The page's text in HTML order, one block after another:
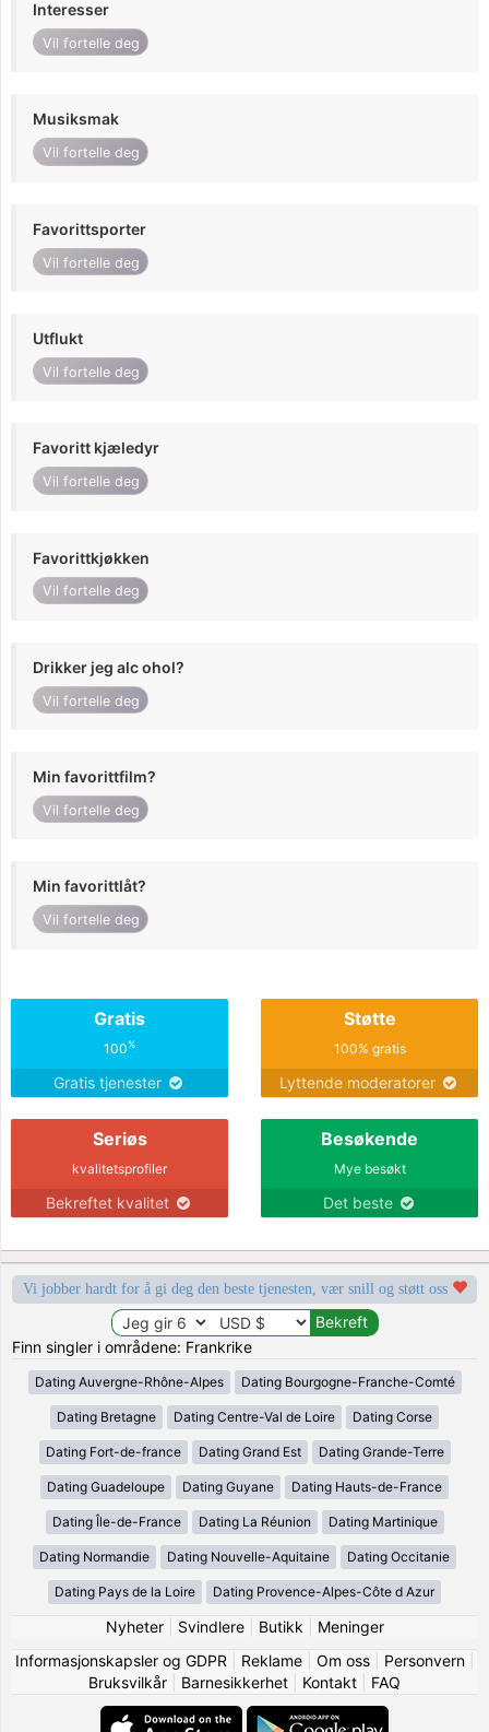
Interesser
Vil fortelle deg
Musiksmak
Vil fortelle deg
Favorittsporter
Vil fortelle deg
Utflukt
Vil fortelle deg
Favoritt kjæledyr
Vil fortelle deg
Favorittkjøkken
Vil fortelle deg
Drikker jeg alc ohol?
Vil fortelle deg
Min favorittfilm?
Vil fortelle deg
Min favorittlåt?
Vil fortelle deg
Gratis
100%
Gratis tjenester
Støtte
100% gratis
Lyttende moderatorer
Seriøs
kvalitetsprofiler
Bekreftet kvalitet
Besøkende
Mye besøkt
Det beste
Vi jobber hardt for å gi deg den beste tjenesten, vær snill og støtt oss
Finn singler i områdene: Frankrike
Dating Auvergne-Rhône-Alpes Dating Bourgogne-Franche-Comté
Dating Bretagne Dating Centre-Val de Loire Dating Corse
Dating Fort-de-france Dating Grand Est Dating Grande-Terre
Dating Guadeloupe Dating Guyane Dating Hauts-de-France
Dating Île-de-France Dating La Réunion Dating Martinique
Dating Normandie Dating Nouvelle-Aquitaine Dating Occitanie
Dating Pays de la Loire Dating Provence-Alpes-Côte d Azur
Nyheter| Svindlere| Butikk
Meninger
Informasjonskapsler og GDPR
Reklame| Om oss| Personvern|
Bruksvilkår
Barnesikkerhet Kontakt FAQ